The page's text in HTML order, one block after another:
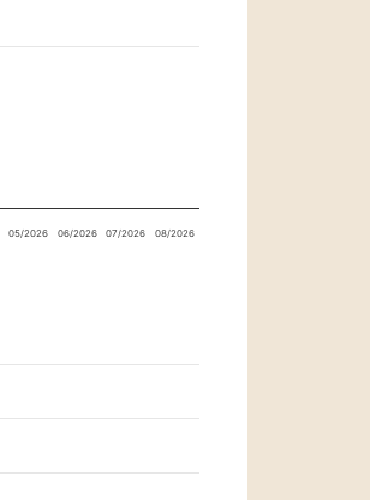
05/2026 06/2026 07/2026 08/2026